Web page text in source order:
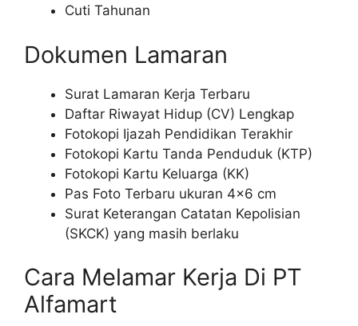
Cuti Tahunan
Dokumen Lamaran
Surat Lamaran Kerja Terbaru
Daftar Riwayat Hidup (CV) Lengkap
Fotokopi Ijazah Pendidikan Terakhir
Fotokopi Kartu Tanda Penduduk (KTP)
Fotokopi Kartu Keluarga (KK)
Pas Foto Terbaru ukuran 4×6 cm
Surat Keterangan Catatan Kepolisian
(SKCK) yang masih berlaku
Cara Melamar Kerja Di PT
Alfamart